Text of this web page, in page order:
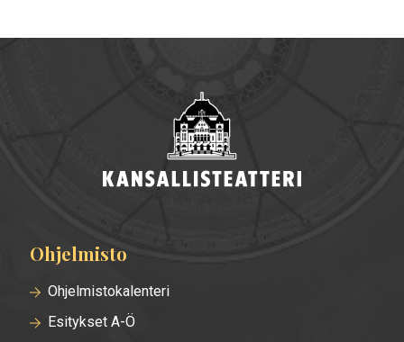
Alatunnisteen
valikko
Ohjelmisto
Ohjelmistokalenteri
Esitykset A-Ö